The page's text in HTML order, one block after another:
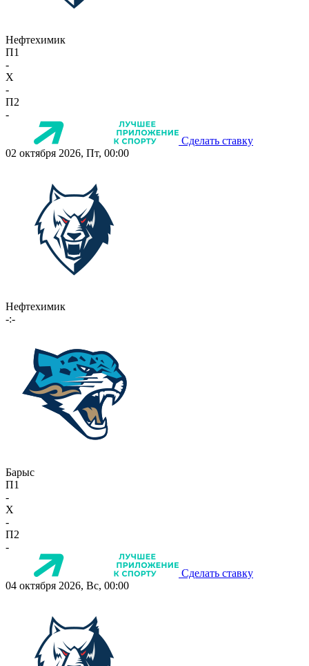
Нефтехимик
П1
-
X
-
П2
-
Сделать ставку
02 октября 2026, Пт, 00:00
Нефтехимик
-:-
Барыс
П1
-
X
-
П2
-
Сделать ставку
04 октября 2026, Вс, 00:00